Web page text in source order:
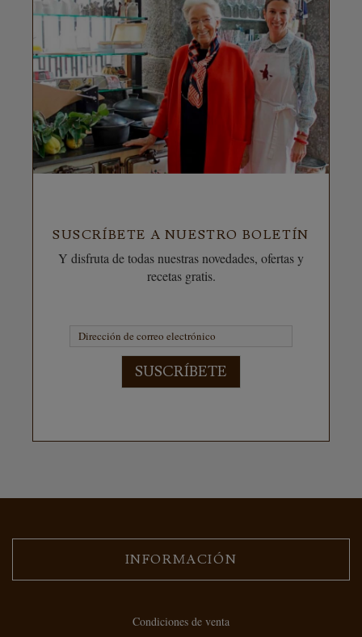
SUSCRÍBETE A NUESTRO BOLETÍN
Y disfruta de todas nuestras novedades, ofertas y
recetas gratis.
SUSCRÍBETE
INFORMACIÓN
Condiciones de venta